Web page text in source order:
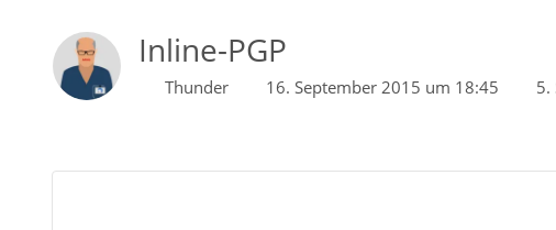
Inline-PGP
Thunder 16. September 2015 um 18:45 5.